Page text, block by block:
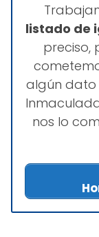
listado de
preciso,
algún dato
nos lo